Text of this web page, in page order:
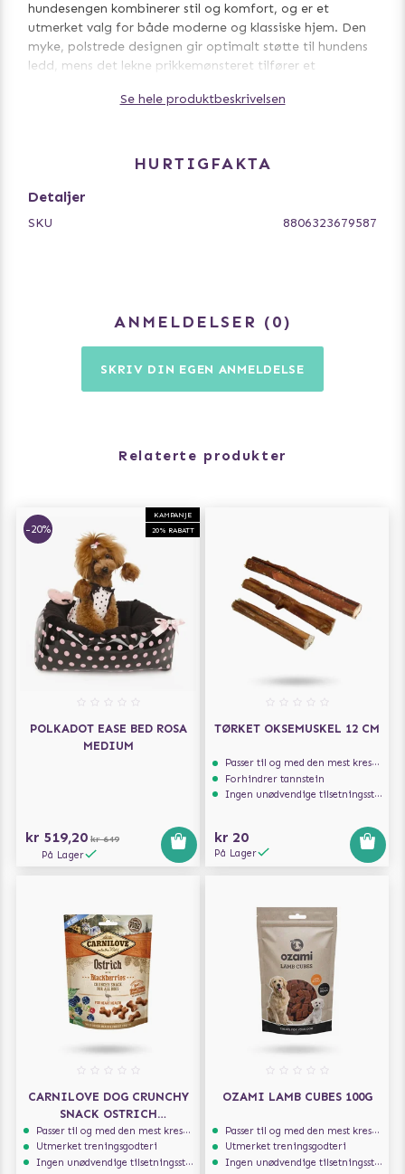
hundesengen kombinerer stil og komfort, og er et
utmerket valg for både moderne og klassiske hjem. Den
myke, polstrede designen gir optimalt støtte til hundens
ledd, mens det lekne prikkemønsteret tilfører et
Se hele produktbeskrivelsen
HURTIGFAKTA
Detaljer
SKU 8806323679587
ANMELDELSER 0
SKRIV DIN EGEN ANMELDELSE
Relaterte produkter
KAMPANJE
20% RABATT
-20%
POLKADOT EASE BED ROSA
MEDIUM
kr 519,20 kr 649
På Lager
TØRKET OKSEMUSKEL 12 CM
Passer til og med den mest kresne hunden
Forhindrer tannstein
Ingen unødvendige tilsetningsstoffer
kr 20
På Lager
CARNILOVE DOG CRUNCHY
SNACK OSTRICH
BLACKBERRIES 200G
Passer til og med den mest kresne hunden
Utmerket treningsgodteri
Ingen unødvendige tilsetningsstoffer
OZAMI LAMB CUBES 100G
Passer til og med den mest kresne hunden
Utmerket treningsgodteri
Ingen unødvendige tilsetningsstoffer